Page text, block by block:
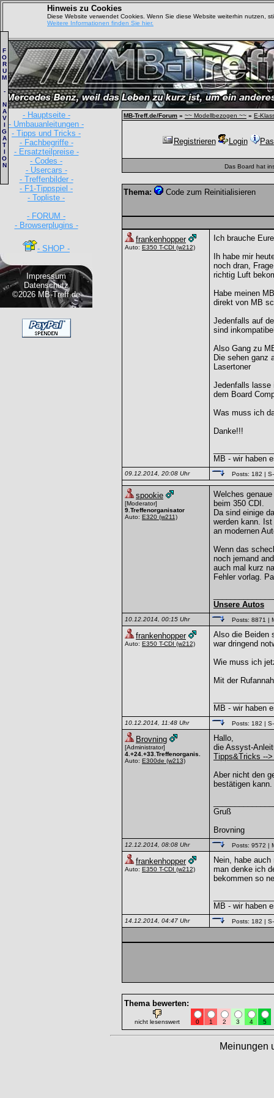
Hinweis zu Cookies
Diese Website verwendet Cookies. Wenn Sie diese Website weiterhin nutzen,
Weitere Informationen finden Sie hier.
- Hauptseite -
- Umbauanleitungen -
- Tipps und Tricks -
- Fachbegriffe -
- Ersatzteilpreise -
- Codes -
- Usercars -
- Treffenbilder -
- F1-Tippspiel -
- Topliste -
- FORUM -
- Browserplugins -
- SHOP -
Impressum
Datenschutz
©2026 MB-Treff.de
F
O
R
U
M
-
N
A
V
I
G
A
T
I
O
N
MB-Treff.de/Forum » ~~ Modellbezogen ~~ » E-
Registrieren Login
Das Board hat
Thema: Code zum Reinitialisieren
frankenhopper
Auto: E350 T-CDI (w212)
Ich brauche
Ih habe mir
noch dran,
richtig Luft
Habe meinen
direkt von MB
Jedenfalls auf
sind
Also Gang zu
Die sehen ganz
Lasertoner
Jedenfalls lasse
dem Board
Was muss ich
Danke!!!
MB - wir haben
09.12.2014, 20:08 Uhr Posts: 182 |
spookie
[Moderator]
9.Treffenorganisator
Auto: E320 (w211)
Welches
beim 350 CDI.
Da sind einige
werden kann.
an modernen
Wenn das
noch jemand
auch mal kurz
Fehler vorlag.
Unsere Autos
10.12.2014, 00:15 Uhr Posts: 8871 |
frankenhopper
Auto: E350 T-CDI (w212)
Also die Beiden
war dringend
Wie muss ich
Mit der
MB - wir haben
10.12.2014, 11:48 Uhr Posts: 182 |
Brovning
[Administrator]
4.+24.+33.Treffenorganis.
Auto: E300de (w213)
Hallo,
die Assyst-
Tipps&Tricks --
Aber nicht den
bestätigen
Gruß
Brovning
12.12.2014, 08:08 Uhr Posts: 9572 |
frankenhopper
Auto: E350 T-CDI (w212)
Nein, habe
man denke ich
bekommen so
MB - wir haben
14.12.2014, 04:47 Uhr Posts: 182 |
Thema bewerten:
nicht lesenswert 0 1 2 3 4 5
Meinungen